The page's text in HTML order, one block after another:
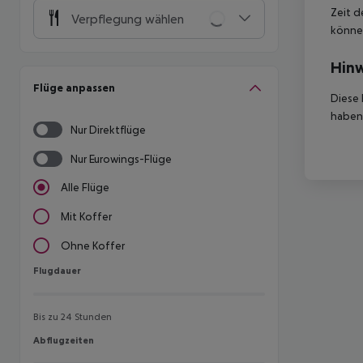
Verpflegung wählen
Flüge anpassen
Nur Direktflüge
Nur Eurowings-Flüge
Alle Flüge
Mit Koffer
Ohne Koffer
Flugdauer
Flugdauer
Bis zu 24 Stunden
Abflugzeiten
Abflugzeiten
Zeit
Diese